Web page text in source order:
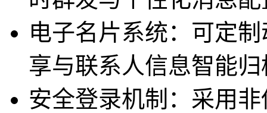
电子名片系统：可定
享与联系人信息智能归
安全登录机制：采用